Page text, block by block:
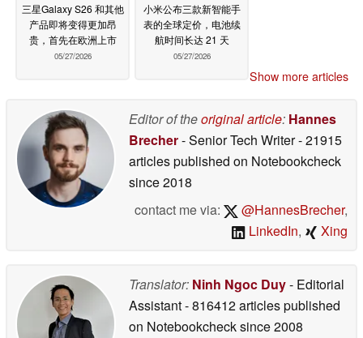
三星Galaxy S26 和其他
产品即将变得更加昂
贵，首先在欧洲上市
05/27/2026
小米公布三款新智能手
表的全球定价，电池续
航时间长达 21 天
05/27/2026
Show more articles
Editor of theoriginal article: Hannes
Brecher- Senior Tech Writer- 21915
articles published on Notebookcheck
since 2018
contact me via:
@HannesBrecher,
LinkedIn, Xing
Translator: Ninh Ngoc Duy- Editorial
Assistant- 816412 articles published
on Notebookchecksince 2008